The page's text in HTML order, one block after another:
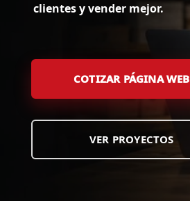
clientes y vender mejor.
COTIZAR PÁGINA WEB
VER PROYECTOS